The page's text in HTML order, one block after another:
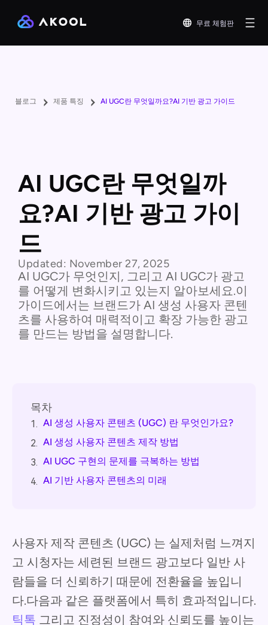
무료 체험판
블로그 제품 특징 AI UGC란 무엇일까요?AI 기반 광고 가이드
AI UGC란 무엇일까
요?AI 기반 광고 가이
드
Updated: November 27, 2025
AI UGC가 무엇인지, 그리고 AI UGC가 광고
를 어떻게 변화시키고 있는지 알아보세요.이
가이드에서는 브랜드가 AI 생성 사용자 콘텐
츠를 사용하여 매력적이고 확장 가능한 광고
를 만드는 방법을 설명합니다.
목차
1. AI 생성 사용자 콘텐츠 (UGC) 란 무엇인가요?
2. AI 생성 사용자 콘텐츠 제작 방법
3. AI UGC 구현의 문제를 극복하는 방법
4. AI 기반 사용자 콘텐츠의 미래
사용자 제작 콘텐츠 (UGC) 는 실제처럼 느껴지
고 시청자는 세련된 브랜드 광고보다 일반 사
람들을 더 신뢰하기 때문에 전환율을 높입니
다.다음과 같은 플랫폼에서 특히 효과적입니다.
틱톡 그리고 진정성이 참여와 신뢰도를 높이는